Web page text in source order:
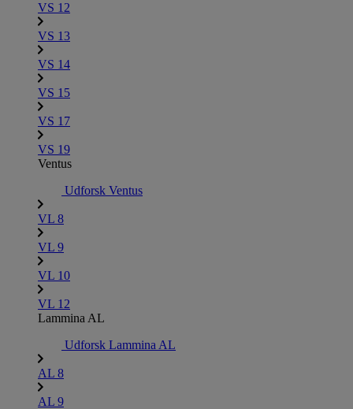
VS 12
VS 13
VS 14
VS 15
VS 17
VS 19
Ventus
Udforsk Ventus
VL 8
VL 9
VL 10
VL 12
Lammina AL
Udforsk Lammina AL
AL 8
AL 9